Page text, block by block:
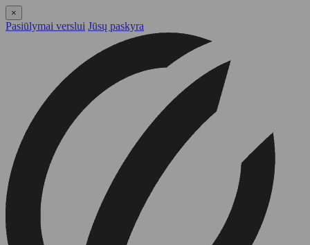
×
Pasiūlymai verslui Jūsų paskyra